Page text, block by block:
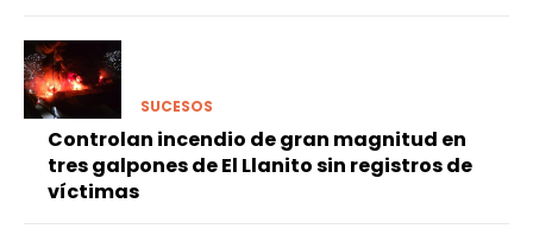
SUCESOS
Controlan incendio de gran magnitud en
tres galpones de El Llanito sin registros de
víctimas